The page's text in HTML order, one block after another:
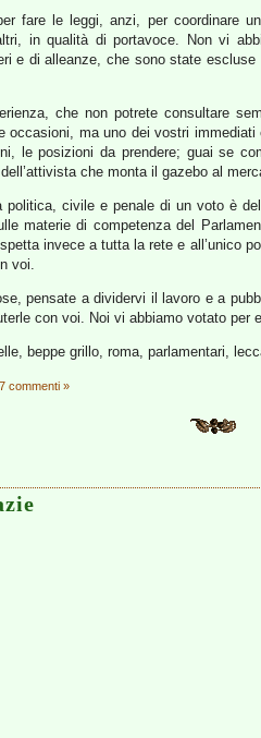
fare le leggi, anzi, per coordinare
in qualità di portavoce. Non vi
e di alleanze, che sono state
che non potrete consultare
occasioni, ma uno dei vostri
le posizioni da prendere; guai se
che monta il gazebo al
politica, civile e penale di un voto è
materie di competenza del
invece a tutta la rete e all’unico
voi.
pensate a dividervi il lavoro e a
con voi. Noi vi abbiamo votato per
beppe grillo, roma, parlamentari,
7 commenti »